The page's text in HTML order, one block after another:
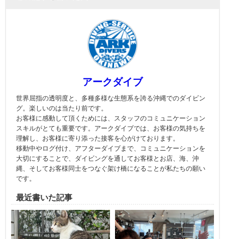
アークダイブ
世界屈指の透明度と、多種多様な生態系を誇る沖縄でのダイビン
グ。楽しいのは当たり前です。
お客様に感動して頂くためには、スタッフのコミュニケーション
スキルがとても重要です。アークダイブでは、お客様の気持ちを
理解し、お客様に寄り添った接客を心がけております。
移動中やログ付け、アフターダイブまで、コミュニケーションを
大切にすることで、ダイビングを通してお客様とお店、海、沖
縄、そしてお客様同士をつなぐ架け橋になることが私たちの願い
です。
最近書いた記事